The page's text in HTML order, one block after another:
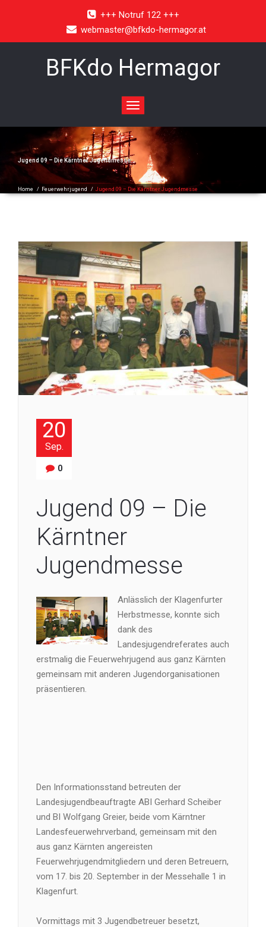
+++ Notruf 122 +++
webmaster@bfkdo-hermagor.at
BFKdo Hermagor
Toggle
navigation
Jugend 09 – Die Kärntner Jugendmesse
Home / Feuerwehrjugend / Jugend 09 – Die Kärntner Jugendmesse
20
Sep.
0
Jugend 09 – Die
Kärntner
Jugendmesse
Anlässlich der Klagenfurter
Herbstmesse, konnte sich
dank des
Landesjugendreferates auch
erstmalig die Feuerwehrjugend aus ganz Kärnten
gemeinsam mit anderen Jugendorganisationen
präsentieren.
Den Informationsstand betreuten der
Landesjugendbeauftragte ABI Gerhard Scheiber
und BI Wolfgang Greier, beide vom Kärntner
Landesfeuerwehrverband, gemeinsam mit den
aus ganz Kärnten angereisten
Feuerwehrjugendmitgliedern und deren Betreuern,
vom 17. bis 20. September in der Messehalle 1 in
Klagenfurt.
Vormittags mit 3 Jugendbetreuer besetzt,